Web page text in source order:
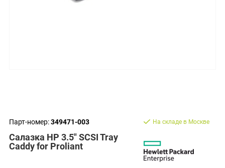
Парт-номер:349471-003
Салазка HP 3.5" SCSI Tray
Caddy for Proliant
На складе в Москве